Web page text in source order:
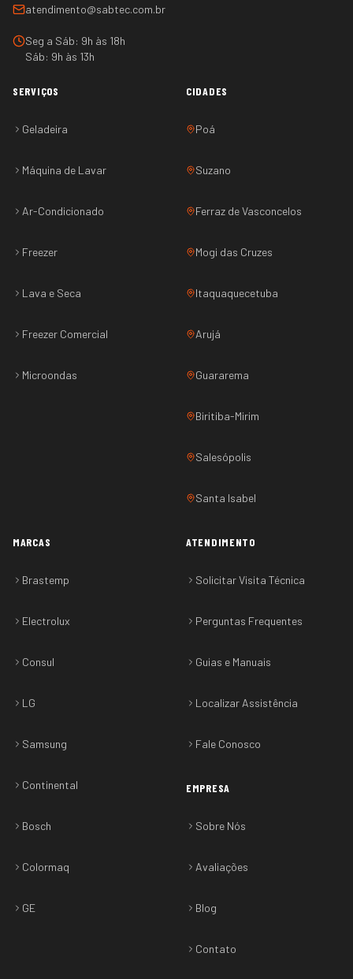
atendimento@sabtec.com.br
Seg a Sáb: 9h às 18h
Sáb: 9h às 13h
SERVIÇOS
Geladeira
Máquina de Lavar
Ar-Condicionado
Freezer
Lava e Seca
Freezer Comercial
Microondas
CIDADES
Poá
Suzano
Ferraz de Vasconcelos
Mogi das Cruzes
Itaquaquecetuba
Arujá
Guararema
Biritiba-Mirim
Salesópolis
Santa Isabel
MARCAS
Brastemp
Electrolux
Consul
LG
Samsung
Continental
Bosch
Colormaq
GE
ATENDIMENTO
Solicitar Visita Técnica
Perguntas Frequentes
Guias e Manuais
Localizar Assistência
Fale Conosco
EMPRESA
Sobre Nós
Avaliações
Blog
Contato